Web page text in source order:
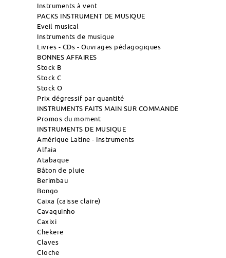
Instruments à vent
PACKS INSTRUMENT DE MUSIQUE
Eveil musical
Instruments de musique
Livres - CDs - Ouvrages pédagogiques
BONNES AFFAIRES
Stock B
Stock C
Stock O
Prix dégressif par quantité
INSTRUMENTS FAITS MAIN SUR COMMANDE
Promos du moment
INSTRUMENTS DE MUSIQUE
Amérique Latine - Instruments
Alfaia
Atabaque
Bâton de pluie
Berimbau
Bongo
Caixa (caisse claire)
Cavaquinho
Caxixi
Chekere
Claves
Cloche